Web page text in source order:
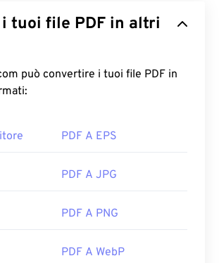
PDF in altri
può convertire i tuoi file PDF in
PDF A EPS
PDF A JPG
PDF A PNG
PDF A WebP